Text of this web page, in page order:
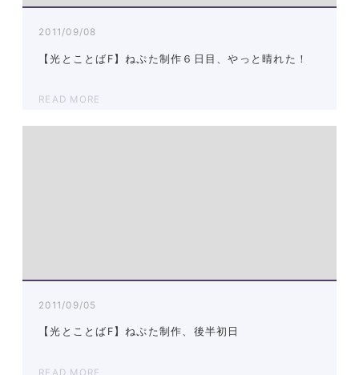
2011/09/08
【光とことばF】ねぷた制作６日目、やっと晴れた！
READ MORE
2011/09/05
【光とことばF】ねぷた制作、後半初日
READ MORE